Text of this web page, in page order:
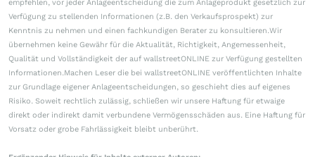
empfehlen, vor jeder Anlageentscheidung die zum Anlageprodukt gesetzlich zur
Verfügung zu stellenden Informationen (z.B. den Verkaufsprospekt) zur
Kenntnis zu nehmen und einen fachkundigen Berater zu konsultieren.Wir
übernehmen keine Gewähr für die Aktualität, Richtigkeit, Angemessenheit,
Qualität und Vollständigkeit der auf wallstreetONLINE zur Verfügung gestellten
Informationen.Machen Leser die bei wallstreetONLINE veröffentlichten Inhalte
zur Grundlage eigener Anlageentscheidungen, so geschieht dies auf eigenes
Risiko. Soweit rechtlich zulässig, schließen wir unsere Haftung für etwaige
direkt oder indirekt damit verbundene Vermögensschäden aus. Eine Haftung für
Vorsatz oder grobe Fahrlässigkeit bleibt unberührt.